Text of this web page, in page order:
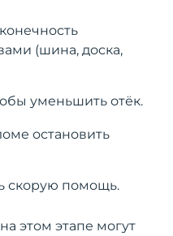
(шина, доска,
уменьшить отёк.
остановить
скорую помощь.
этом этапе могут